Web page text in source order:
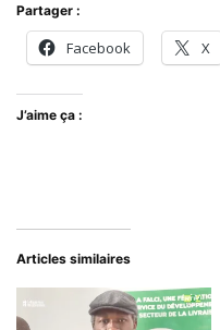
Partager :
Facebook X
J’aime ça :
Articles similaires